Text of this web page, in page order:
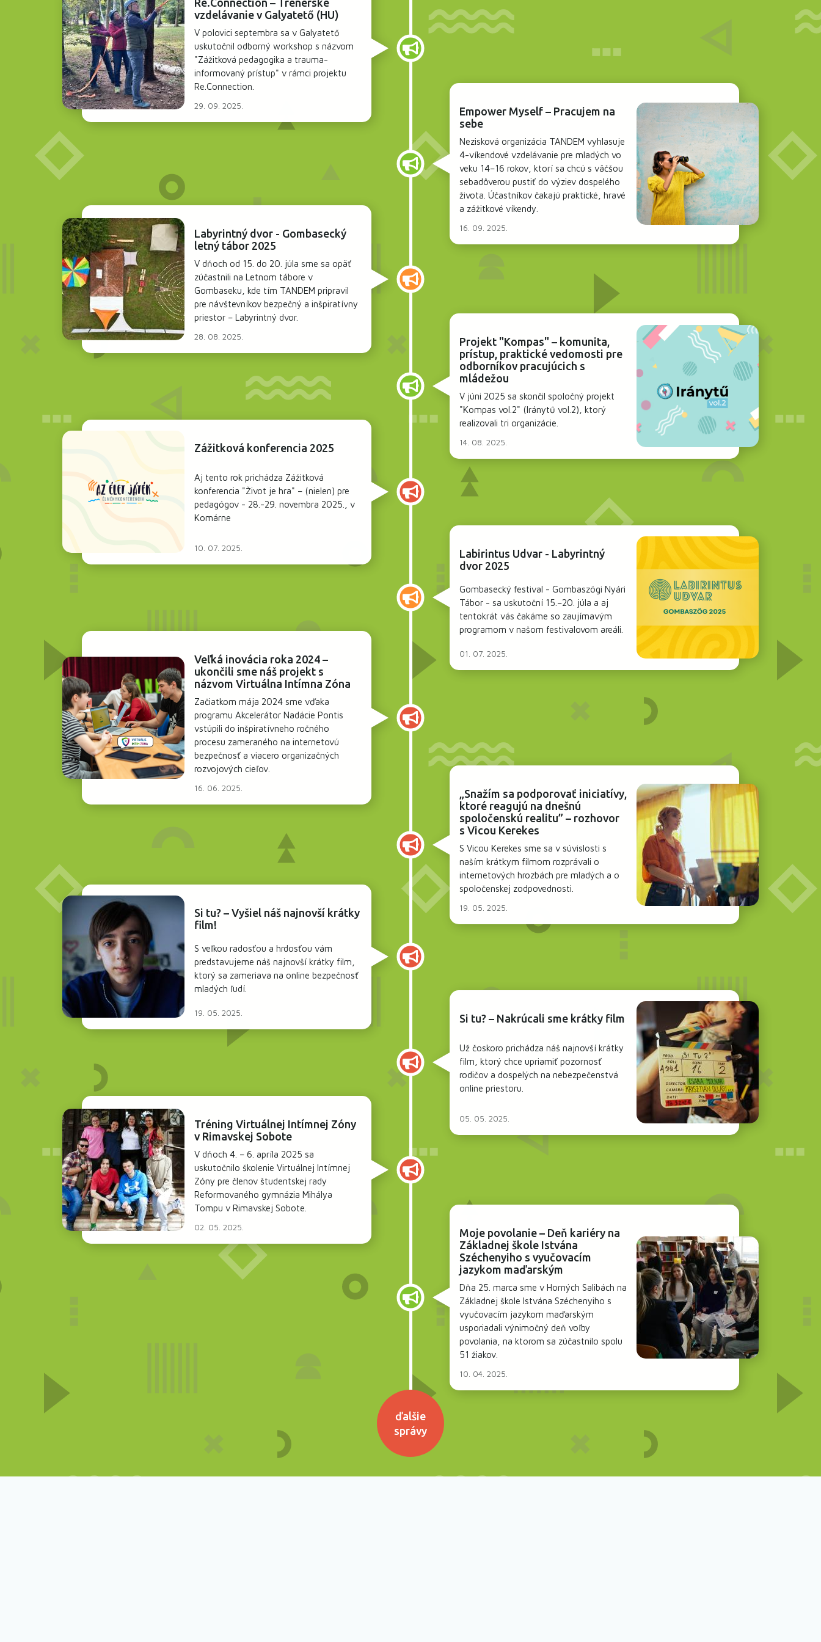
Re.Connection – Trénerské
vzdelávanie v Galyatető (HU)
V polovici septembra sa v Galyatető
uskutočnil odborný workshop s názvom
"Zážitková pedagogika a trauma-
informovaný prístup" v rámci projektu
Re.Connection.
29. 09. 2025.
Empower Myself – Pracujem na
sebe
Nezisková organizácia TANDEM vyhlasuje
4-víkendové vzdelávanie pre mladých vo
veku 14–16 rokov, ktorí sa chcú s väčšou
sebadôverou pustiť do výziev dospelého
života. Účastníkov čakajú praktické, hravé
a zážitkové víkendy.
16. 09. 2025.
Labyrintný dvor - Gombasecký
letný tábor 2025
V dňoch od 15. do 20. júla sme sa opäť
zúčastnili na Letnom tábore v
Gombaseku, kde tím TANDEM pripravil
pre návštevníkov bezpečný a inšpiratívny
priestor – Labyrintný dvor.
28. 08. 2025.
Projekt "Kompas" – komunita,
prístup, praktické vedomosti pre
odborníkov pracujúcich s
mládežou
V júni 2025 sa skončil spoločný projekt
"Kompas vol.2" (Iránytű vol.2), ktorý
realizovali tri organizácie.
14. 08. 2025.
Zážitková konferencia 2025
Aj tento rok prichádza Zážitková
konferencia "Život je hra" – (nielen) pre
pedagógov - 28.-29. novembra 2025., v
Komárne
10. 07. 2025.
Labirintus Udvar - Labyrintný
dvor 2025
Gombasecký festival - Gombaszögi Nyári
Tábor - sa uskutoční 15.–20. júla a aj
tentokrát vás čakáme so zaujímavým
programom v našom festivalovom areáli.
01. 07. 2025.
Veľká inovácia roka 2024 –
ukončili sme náš projekt s
názvom Virtuálna Intímna Zóna
Začiatkom mája 2024 sme vďaka
programu Akcelerátor Nadácie Pontis
vstúpili do inšpiratívneho ročného
procesu zameraného na internetovú
bezpečnosť a viacero organizačných
rozvojových cieľov.
16. 06. 2025.
„Snažím sa podporovať iniciatívy,
ktoré reagujú na dnešnú
spoločenskú realitu” – rozhovor
s Vicou Kerekes
S Vicou Kerekes sme sa v súvislosti s
naším krátkym filmom rozprávali o
internetových hrozbách pre mladých a o
spoločenskej zodpovednosti.
19. 05. 2025.
Si tu? – Vyšiel náš najnovší krátky
film!
S veľkou radosťou a hrdosťou vám
predstavujeme náš najnovší krátky film,
ktorý sa zameriava na online bezpečnosť
mladých ľudí.
19. 05. 2025. Si tu? – Nakrúcali sme krátky film
Už čoskoro prichádza náš najnovší krátky
film, ktorý chce upriamiť pozornosť
rodičov a dospelých na nebezpečenstvá
online priestoru.
05. 05. 2025.
Tréning Virtuálnej Intímnej Zóny
v Rimavskej Sobote
V dňoch 4. – 6. apríla 2025 sa
uskutočnilo školenie Virtuálnej Intímnej
Zóny pre členov študentskej rady
Reformovaného gymnázia Mihálya
Tompu v Rimavskej Sobote.
02. 05. 2025.
Moje povolanie – Deň kariéry na
Základnej škole Istvána
Széchenyiho s vyučovacím
jazykom maďarským
Dňa 25. marca sme v Horných Salibách na
Základnej škole Istvána Széchenyiho s
vyučovacím jazykom maďarským
usporiadali výnimočný deň voľby
povolania, na ktorom sa zúčastnilo spolu
51 žiakov.
10. 04. 2025.
ďalšie
správy